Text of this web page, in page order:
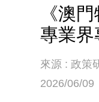
《澳
專業界
來源 : 政策
2026/06/09